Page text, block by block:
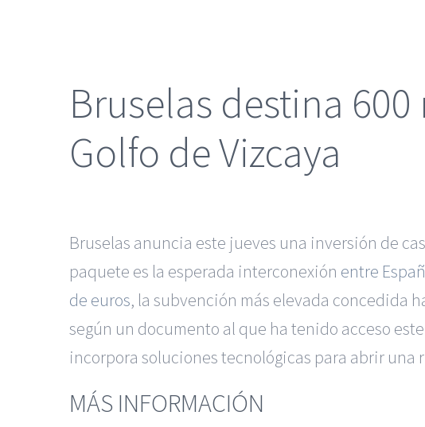
Bruselas destina
Golfo de Vizcaya
Bruselas anuncia este jueves una inversión de
paquete es la esperada interconexión entre
de euros, la subvención más elevada concedida
según un documento al que ha tenido acceso
incorpora soluciones tecnológicas para abrir una
MÁS INFORMACIÓN